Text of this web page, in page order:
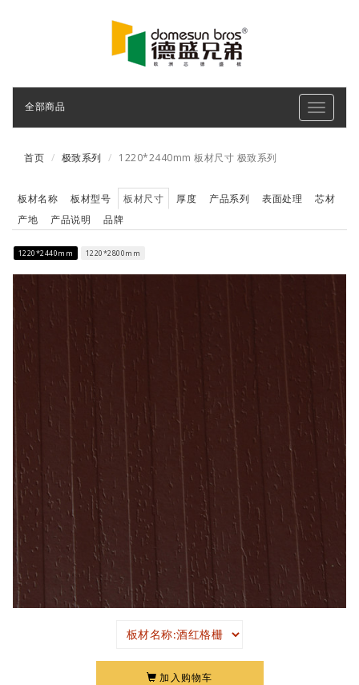
Toggle
全部商品
首页 极致系列 1220*2440mm 板材尺寸 极致系列
板材名称 板材型号 板材尺寸 厚度 产品系列 表面处理
芯材
产地
产品说明 品牌
1220*2440mm 1220*2800mm
加入购物车